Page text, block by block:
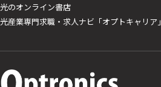
光のオンライン書店
光産業専門求職・求人ナビ「オプトキャリア」